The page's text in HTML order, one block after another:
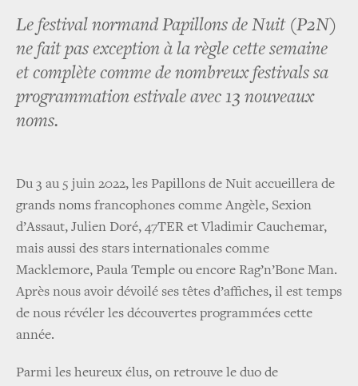
Le festival normand Papillons de Nuit (P2N)
ne fait pas exception à la règle cette semaine
et complète comme de nombreux festivals sa
programmation estivale avec 13 nouveaux
noms.
Du 3 au 5 juin 2022, les Papillons de Nuit accueillera de
grands noms francophones comme Angèle, Sexion
d’Assaut, Julien Doré, 47TER et Vladimir Cauchemar,
mais aussi des stars internationales comme
Macklemore, Paula Temple ou encore Rag’n’Bone Man.
Après nous avoir dévoilé ses têtes d’affiches, il est temps
de nous révéler les découvertes programmées cette
année.
Parmi les heureux élus, on retrouve le duo de